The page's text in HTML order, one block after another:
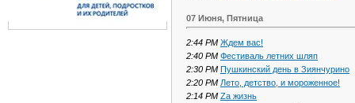
07 Июня, Пятница
2:44 PM Ждем вас!
2:40 PM Фестиваль летних шляп
2:30 PM Пушкинский день в Зиянчурино
2:20 PM Лето, детство, и мороженное!
2:14 PM Zа жизнь